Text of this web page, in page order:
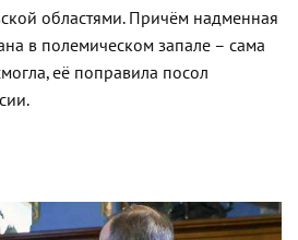
областями. Причём надменная
в полемическом запале – сама
её поправила посол